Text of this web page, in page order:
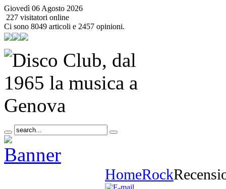
Giovedì 06 Agosto 2026
227 visitatori online
Ci sono 8049 articoli e 2457 opinioni.
HomeRock